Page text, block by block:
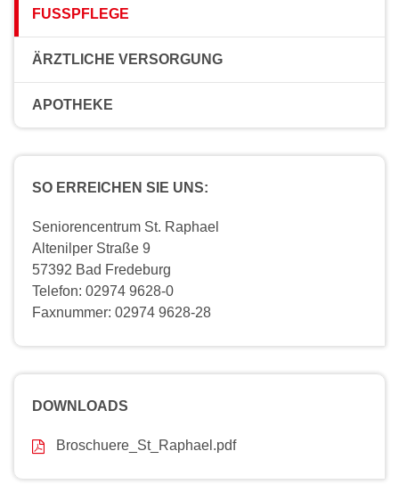
FUSSPFLEGE
ÄRZTLICHE VERSORGUNG
APOTHEKE
SO ERREICHEN SIE UNS:
Seniorencentrum St. Raphael
Altenilper Straße 9
57392 Bad Fredeburg
Telefon: 02974 9628-0
Faxnummer: 02974 9628-28
DOWNLOADS
Broschuere_St_Raphael.pdf